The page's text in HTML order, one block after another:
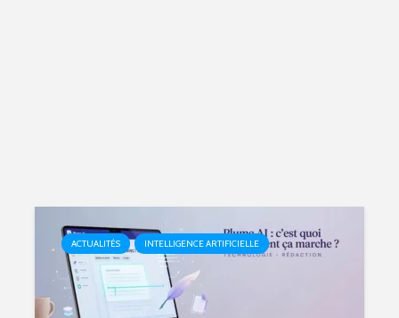
ACTUALITÉS INTELLIGENCE ARTIFICIELLE